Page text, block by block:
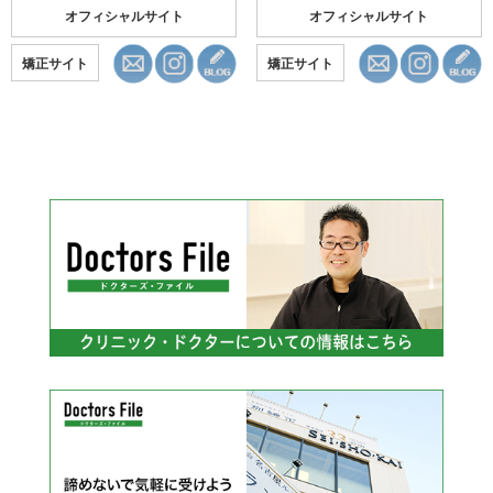
オフィシャルサイト
矯正サイト
オフィシャルサイト
矯正サイト